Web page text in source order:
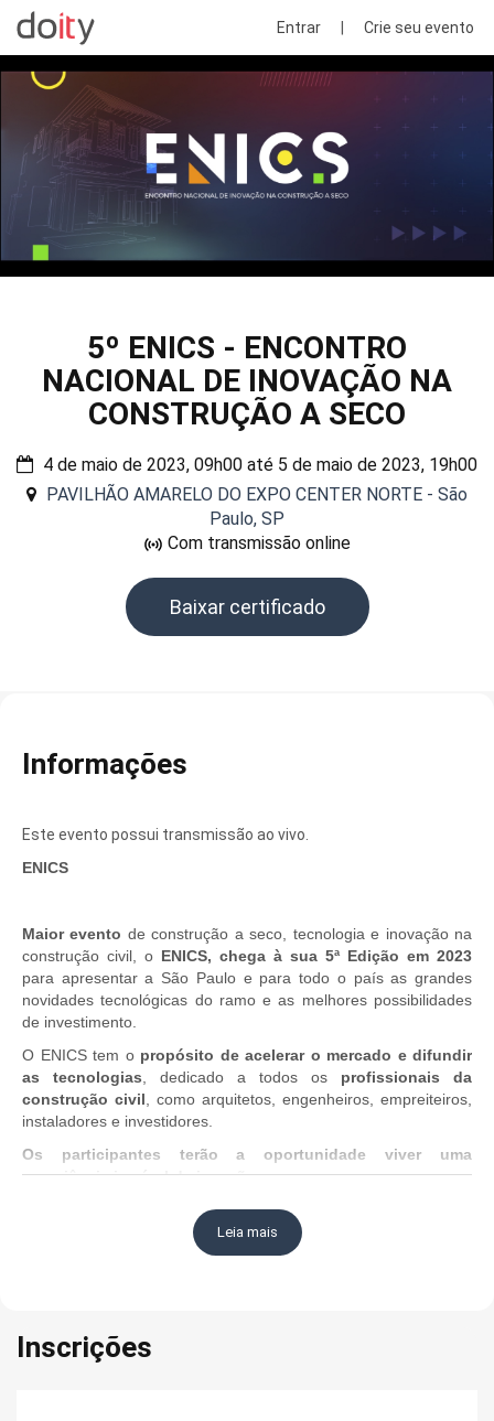
Entrar Crie seu evento
5º ENICS - ENCONTRO
NACIONAL DE INOVAÇÃO NA
CONSTRUÇÃO A SECO
4 de maio de 2023, 09h00 até 5 de maio de 2023, 19h00
PAVILHÃO AMARELO DO EXPO CENTER NORTE - São
Paulo, SP
Com transmissão online
Baixar certificado
Informações
Este evento possui transmissão ao vivo.
ENICS
Maior evento de construção a seco, tecnologia e inovação na
construção civil, o ENICS, chega à sua 5ª Edição em 2023
para apresentar a São Paulo e para todo o país as grandes
novidades tecnológicas do ramo e as melhores possibilidades
de investimento.
O ENICS tem o propósito de acelerar o mercado e difundir
as tecnologias, dedicado a todos os profissionais da
construção civil, como arquitetos, engenheiros, empreiteiros,
instaladores e investidores.
Os participantes terão a oportunidade viver uma
experiência incrível de imersãocom:
Participar das
melhores palestras técnicas e
casa em 48h;
Hands On;
Leia mais
Inscrições